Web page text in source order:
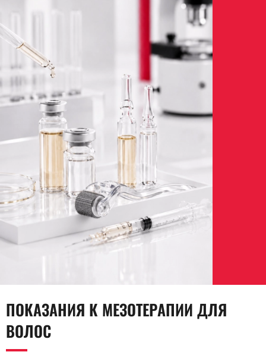
ПОКАЗАНИЯ К МЕЗОТЕРАПИИ ДЛЯ
ВОЛОС